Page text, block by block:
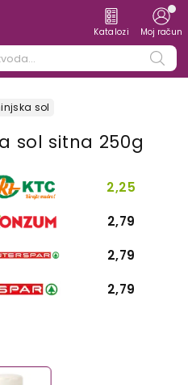
Katalozi Moj račun
sol
sol sitna 250g
2,25
2,79
2,79
2,79